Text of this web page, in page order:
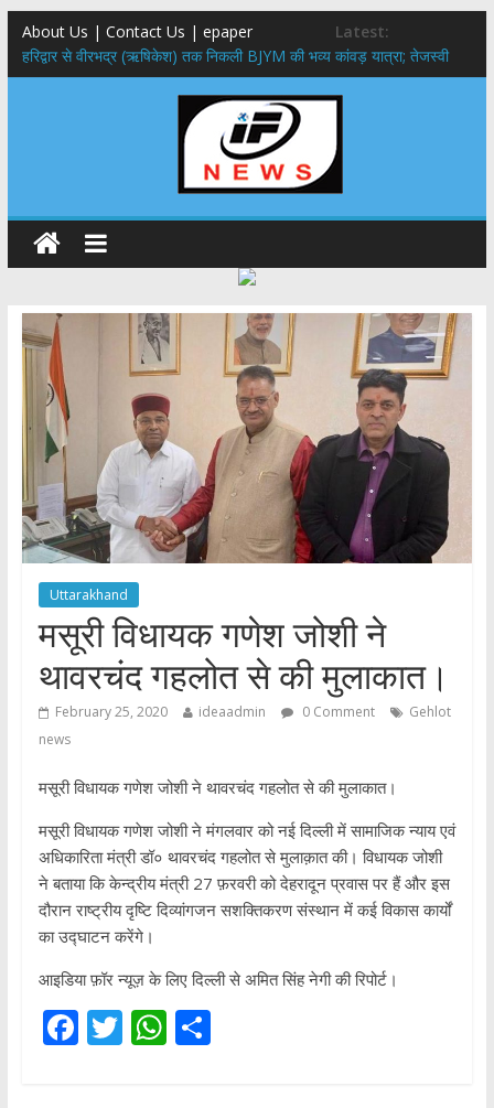
About Us | Contact Us | epaper
Latest:
​हरिद्वार से वीरभद्र (ऋषिकेश) तक निकली BJYM की भव्य कांवड़ यात्रा; तेजस्वी
सूर्या ने की देश व प्रदेशवासियों के कल्याण की कामना
नंदा की चौकी पुल हादसा: PWD के EE, AE और JE निलंबित, सीएम धामी के निर्देश
मुख्यमंत्री ने 9 लाख 87 हजार17 पेंशन लाभार्थियों को कुल 146 करोड़ 32 लाख
राष्ट्रीय हथकरघा दिवस पर मुख्यमंत्री धामी ने उत्कृष्ट बुनकरों और हस्तशिल्प
कारीगरों को किया सम्मानित
​धामी कैबिनेट का बड़ा फैसला: पशुपालकों को 60% तक सब्सिडी, गंगा एक्सप्रेसवे का
हरिद्वार तक होगा विस्तार
Uttarakhand
मसूरी विधायक गणेश जोशी ने
थावरचंद गहलोत से की मुलाकात।
February 25, 2020 ideaadmin 0 Comment
Gehlot
news
मसूरी विधायक गणेश जोशी ने थावरचंद गहलोत से की मुलाकात।
मसूरी विधायक गणेश जोशी ने मंगलवार को नई दिल्ली में सामाजिक न्याय एवं
अधिकारिता मंत्री डॉ० थावरचंद गहलोत से मुलाक़ात की। विधायक जोशी
ने बताया कि केन्द्रीय मंत्री 27 फ़रवरी को देहरादून प्रवास पर हैं और इस
दौरान राष्ट्रीय दृष्टि दिव्यांगजन सशक्तिकरण संस्थान में कई विकास कार्यों
का उद्घाटन करेंगे।
आइडिया फ़ॉर न्यूज़ के लिए दिल्ली से अमित सिंह नेगी की रिपोर्ट।
F T W S